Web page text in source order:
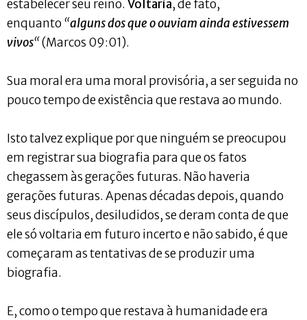
estabelecer seu reino. Voltaria, de fato,
enquanto “alguns dos que o ouviam ainda estivessem
vivos“(Marcos 09:01).
Sua moral era uma moral provisória, a ser seguida no
pouco tempo de existência que restava ao mundo.
Isto talvez explique por que ninguém se preocupou
em registrar sua biografia para que os fatos
chegassem às gerações futuras. Não haveria
gerações futuras. Apenas décadas depois, quando
seus discípulos, desiludidos, se deram conta de que
ele só voltaria em futuro incerto e não sabido, é que
começaram as tentativas de se produzir uma
biografia.
E, como o tempo que restava à humanidade era